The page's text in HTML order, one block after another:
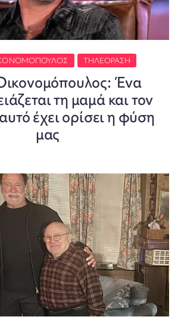
ΤΗΛΕΌΡΑΣΗ
Ένα
τη μαμά και τον
έχει ορίσει η φύση
μας